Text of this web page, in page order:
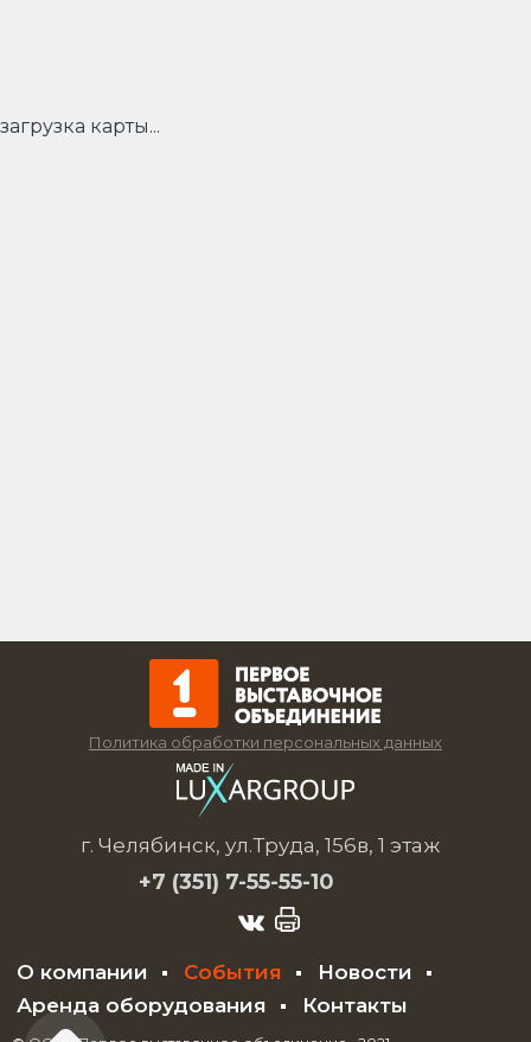
загрузка карты...
Политика обработки персональных данных
г. Челябинск, ул.Труда, 156в, 1 этаж
+7 (351) 7-55-55-10
О компании События
Новости
Аренда оборудования
Контакты